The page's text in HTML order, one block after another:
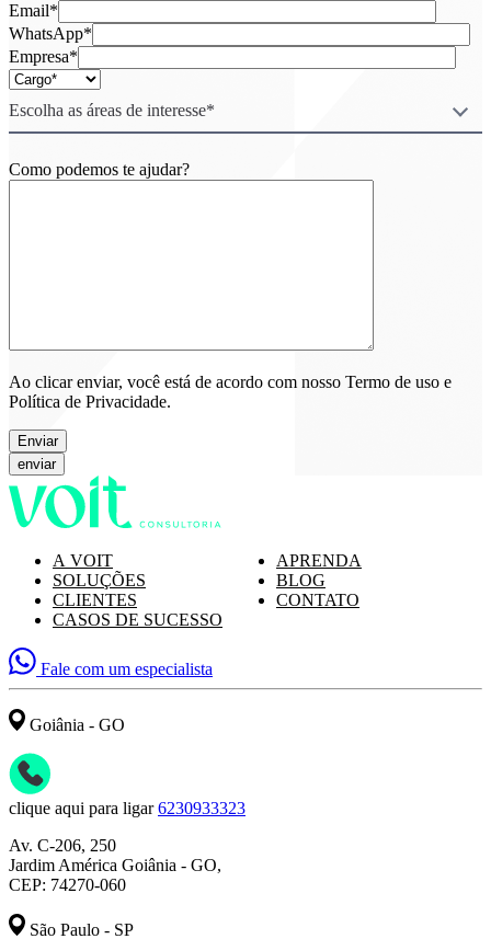
Email*
WhatsApp*
Empresa*
Escolha as áreas de interesse*
Como podemos te ajudar?
Ao clicar enviar, você está de acordo com nosso Termo de uso e
Política de Privacidade.
Enviar
A VOIT
SOLUÇÕES
CLIENTES
CASOS DE SUCESSO
APRENDA
BLOG
CONTATO
Fale com um especialista
Goiânia - GO
clique aqui para ligar 6230933323
Av. C-206, 250
Jardim América Goiânia - GO,
CEP: 74270-060
São Paulo - SP